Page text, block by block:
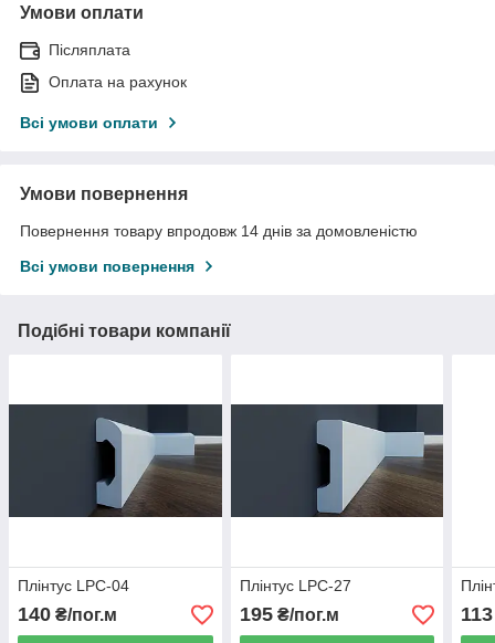
Умови оплати
Післяплата
Оплата на рахунок
Всі умови оплати
Умови повернення
Повернення товару впродовж 14 днів за домовленістю
Всі умови повернення
Подібні товари компанії
Плінтус LPC-04
140 ₴/пог.м
Плінтус LPC-27
195₴/пог.м 113